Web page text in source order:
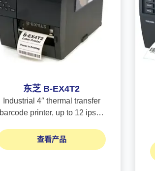
东芝 B-EX4T2
Industrial 4″ thermal transfer
barcode printer, up to 12 ips…
查看产品